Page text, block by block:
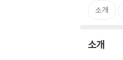
소개
소개